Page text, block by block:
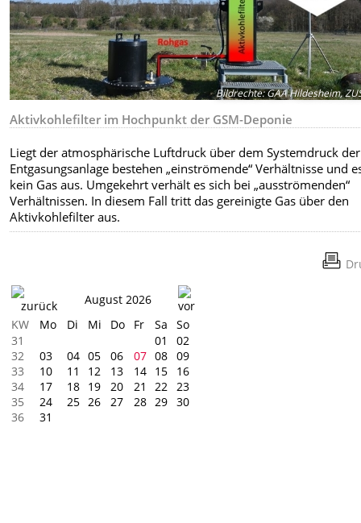
Bildrechte:GAA Hildesheim,
Aktivkohlefilter im Hochpunkt der GSM-Deponie
Liegt der atmosphärische Luftdruck über dem Systemdruck der
Entgasungsanlage bestehen „einströmende“ Verhältnisse und
kein Gas aus. Umgekehrt verhält es sich bei „ausströmenden“
Verhältnissen. In diesem Fall tritt das gereinigte Gas über den
Aktivkohlefilter aus.
August 2026
KW
Mo Di Mi Do Fr Sa
So
31
01
02
32
03 04 05 06 07 08
09
33
10 11 12 13 14 15
16
34
17 18 19 20 21 22
23
35
24 25 26 27 28 29
30
36
31